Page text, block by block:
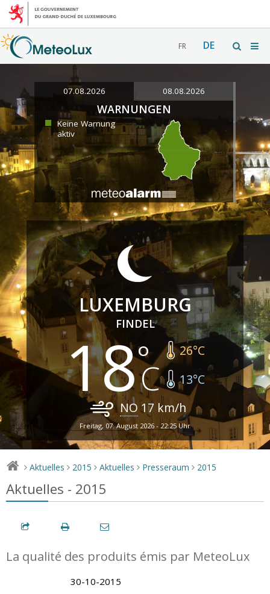
FR DE
07.08.2026 08.08.2026
WARNUNGEN
Keine Warnung
aktiv
LUXEMBURG
FINDEL
18 26°C
13°C
NO 17 km/h
Freitag, 07. August 2026 - 22:25 Uhr
> Aktuelles > 2015 > Aktuelles > Presseraum > 2015
Aktuelles - 2015
La qualité des produits émis par MeteoLux
30-10-2015